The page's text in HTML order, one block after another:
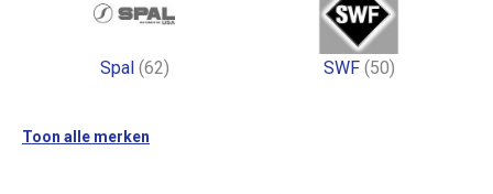
Spal (62) SWF (50)
Toon alle merken